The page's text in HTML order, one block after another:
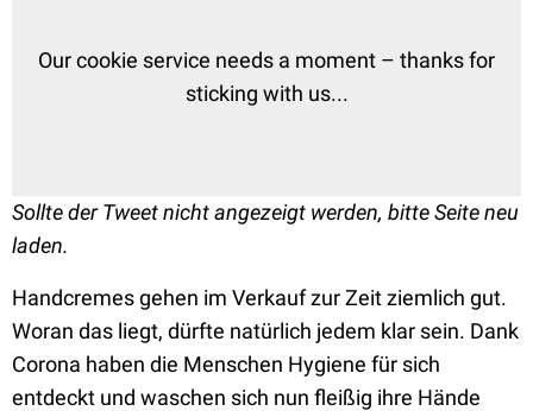
Our cookie service needs a moment – thanks for
sticking with us...
Sollte der Tweet nicht angezeigt werden, bitte Seite neu
laden.
Handcremes gehen im Verkauf zur Zeit ziemlich gut.
Woran das liegt, dürfte natürlich jedem klar sein. Dank
Corona haben die Menschen Hygiene für sich
entdeckt und waschen sich nun fleißig ihre Hände